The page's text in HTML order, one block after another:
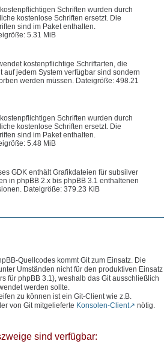
Schriften wurden durch
kostenlose Schriften ersetzt. Die
sind im Paket enthalten.
5.31 MiB
kostenpflichtige Schriftarten, die
auf jedem System verfügbar sind sondern
werden müssen. Dateigröße: 498.21
Schriften wurden durch
kostenlose Schriften ersetzt. Die
sind im Paket enthalten.
5.48 MiB
GDK enthält Grafikdateien für subsilver
in phpBB 2.x bis phpBB 3.1 enthaltenen
Dateigröße: 379.23 KiB
Quellcodes kommt Git zum Einsatz. Die
Umständen nicht für den produktiven Einsatz
für phpBB 3.1), weshalb das Git ausschließlich
werden sollte.
zu können ist ein Git-Client wie z.B.
von Git mitgelieferte Konsolen-Client nötig.
sind verfügbar: